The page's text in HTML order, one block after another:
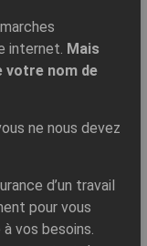
internet. Mais
votre nom de
ne nous devez
d’un travail
pour vous
vos besoins.